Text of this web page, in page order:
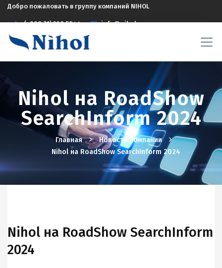
Добро пожаловать в группу компаний NIHOL
(+998 71) 208 5844 info@nihol.uz
Nihol на RoadShow
SearchInform 2024
Главная
Новости компании
Nihol на RoadShow SearchInform 2024
Nihol на RoadShow SearchInform
2024